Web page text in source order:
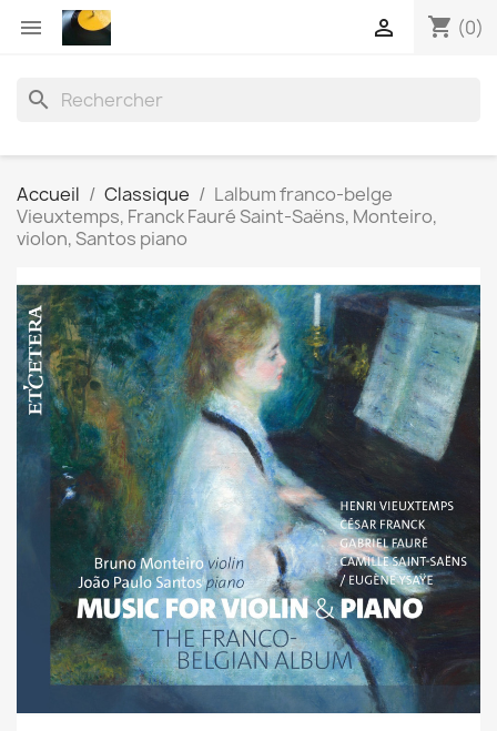
 shopping_cart (0)

search
Accueil Classique
Lalbum franco-belge
Vieuxtemps, Franck Fauré Saint-Saëns, Monteiro,
violon, Santos piano